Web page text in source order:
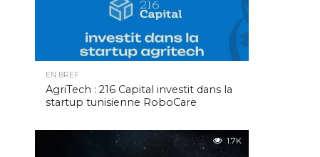
EN BREF
AgriTech : 216 Capital investit dans la
startup tunisienne RoboCare
1.7K